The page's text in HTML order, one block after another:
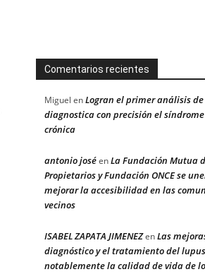
Comentarios recientes
Miguel enLogran el primer análisis
diagnostica con precisión el
crónica
antonio joséenLa Fundación Mutua
Propietarios y Fundación ONCE se
mejorar la accesibilidad en las
vecinos
ISABEL ZAPATA JIMENEZenLas
diagnóstico y el tratamiento del
notablemente la calidad de vida de